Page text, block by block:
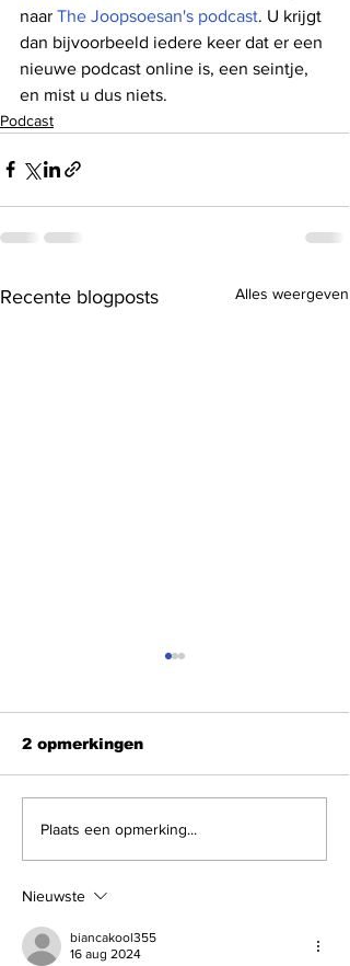
naar The Joopsoesan's podcast. U krijgt
dan bijvoorbeeld iedere keer dat er een
nieuwe podcast online is, een seintje,
en mist u dus niets.
Podcast
Recente blogposts Alles weergeven
Nieuws podcast van
Marbe
2 opmerkingen
Plaats een opmerking...
Nieuwste
biancakool355
16 aug 2024